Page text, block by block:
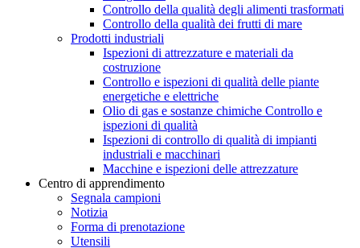
Controllo della qualità degli alimenti trasformati
Controllo della qualità dei frutti di mare
Prodotti industriali
Ispezioni di attrezzature e materiali da
costruzione
Controllo e ispezioni di qualità delle piante
energetiche e elettriche
Olio di gas e sostanze chimiche Controllo e
ispezioni di qualità
Ispezioni di controllo di qualità di impianti
industriali e macchinari
Macchine e ispezioni delle attrezzature
Centro di apprendimento
Segnala campioni
Notizia
Forma di prenotazione
Utensili